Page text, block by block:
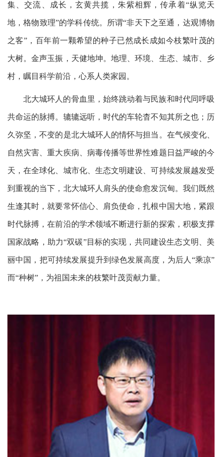
集、交流、成长，玄黄共揽，朱紫相辉，传承着“纵览天
地，格物致理”的学科传统。所谓“非天下之至通，达观博物
之客”，百年前一颗希望的种子已然成长成如今枝繁叶茂的
大树。金声玉振，天健地坤。地理、环境、生态、城市、乡
村，瞩目科学前沿，心系人类家园。
北大城环人的骨血里，始终跳动着与民族和时代同呼吸
共命运的脉搏。辘辘远听，时代的车轮杳不知其所之也；历
久弥坚，不变的是北大城环人的情怀与担当。在气候变化、
自然灾害、重大疾病、病毒传播等世界性难题日益严峻的今
天，在全球化、城市化、生态文明建设、可持续发展越发受
到重视的当下，北大城环人肩头的使命愈发沉甸。我们既然
生逢其时，就要常怀信心、肩负使命，扎根中国大地，紧跟
时代脉搏，在前沿的学术领域不断进行新的探索，积极支撑
国家战略，助力“双碳”目标的实现，共同建设生态文明、美
丽中国，把可持续发展提升到绿色发展高度，为后人“乘凉”
而“种树”，为祖国未来的枝繁叶茂贡献力量。